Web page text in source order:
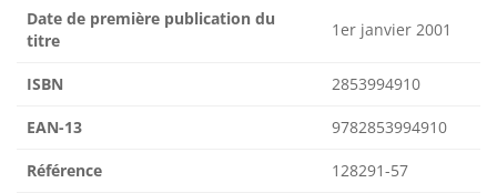
Date de première publication du
titre
1er janvier 2001
ISBN 2853994910
EAN-13 9782853994910
Référence 128291-57